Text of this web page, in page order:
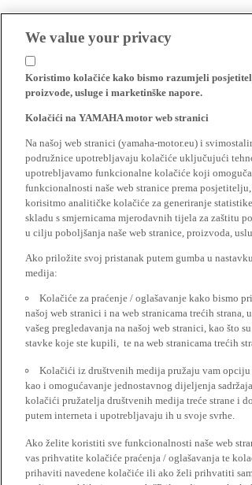
We value your privacy
Koristimo kolačiće kako bismo razumjeli
proizvode, usluge i marketinške napore.
Kolačići na YAMAHA motor web stranici
Na našoj web stranici (yamaha-motor.eu) i
podružnice upotrebljavaju kolačiće uključujući
upotrebljavamo funkcionalne kolačiće koji
funkcionalnosti naše web stranice prema
korisitmo analitičke kolačiće za generiranje
skladu s smjernicama mjerodavnih tijela za zaštitu
u cilju poboljšanja naše web stranice, proizvoda,
Ako priložite svoj pristanak putem gumba u
medija:
Kolačiće za praćenje / oglašavanje kako bismo
našoj web stranici i na web stranicama trećih
vašeg pregledavanja na našoj web stranici, kao što
stavke koje ste kupili, te na web stranicama trećih
Kolačići iz društvenih medija pružaju vam
kao i omogućavanje jednostavnog dijeljenja
kolačići pružatelja društvenih medija treće strane i
putem interneta i upotrebljavaju ih u svoje svrhe.
Ako želite koristiti sve funkcionalnosti naše web
vas prihvatite kolačiće praćenja / oglašavanja te
prihaviti navedene kolačiće ili ako želi prihvatiti